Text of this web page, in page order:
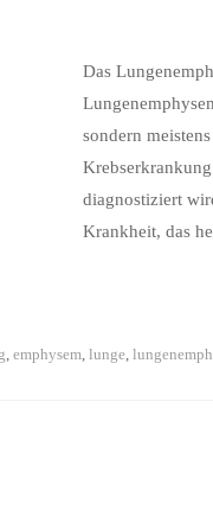
Das
sondern
diagnostiziert
Krankheit, das
, emphysem, lunge,